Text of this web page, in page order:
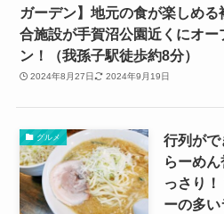
ガーデン】地元の食が楽しめる
合施設が手賀沼公園近くにオー
ン！（我孫子駅徒歩約8分）
2024年8月27日 2024年9月19日
グルメ
行列がで
らーめ
っさり
ーの多い